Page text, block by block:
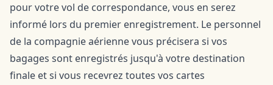
pour votre vol de correspondance, vous en serez
informé lors du premier enregistrement. Le personnel
de la compagnie aérienne vous précisera si vos
bagages sont enregistrés jusqu'à votre destination
finale et si vous recevrez toutes vos cartes